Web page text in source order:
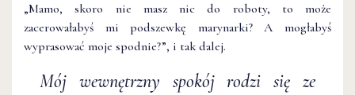
„Mamo, skoro nie masz nic do roboty, to może
zacerowałabyś mi podszewkę marynarki? A mogłabyś
wyprasować moje spodnie?”, i tak dalej.
Mój wewnętrzny spokój rodzi się ze